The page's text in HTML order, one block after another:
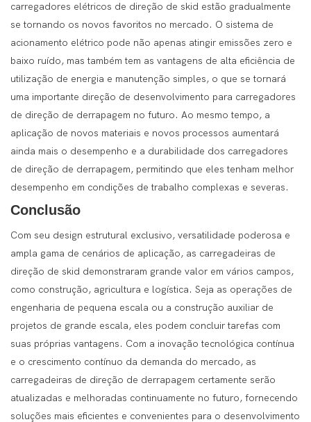
carregadores elétricos de direção de skid estão gradualmente
se tornando os novos favoritos no mercado. O sistema de
acionamento elétrico pode não apenas atingir emissões zero e
baixo ruído, mas também tem as vantagens de alta eficiência de
utilização de energia e manutenção simples, o que se tornará
uma importante direção de desenvolvimento para carregadores
de direção de derrapagem no futuro. Ao mesmo tempo, a
aplicação de novos materiais e novos processos aumentará
ainda mais o desempenho e a durabilidade dos carregadores
de direção de derrapagem, permitindo que eles tenham melhor
desempenho em condições de trabalho complexas e severas.
Conclusão
Com seu design estrutural exclusivo, versatilidade poderosa e
ampla gama de cenários de aplicação, as carregadeiras de
direção de skid demonstraram grande valor em vários campos,
como construção, agricultura e logística. Seja as operações de
engenharia de pequena escala ou a construção auxiliar de
projetos de grande escala, eles podem concluir tarefas com
suas próprias vantagens. Com a inovação tecnológica contínua
e o crescimento contínuo da demanda do mercado, as
carregadeiras de direção de derrapagem certamente serão
atualizadas e melhoradas continuamente no futuro, fornecendo
soluções mais eficientes e convenientes para o desenvolvimento